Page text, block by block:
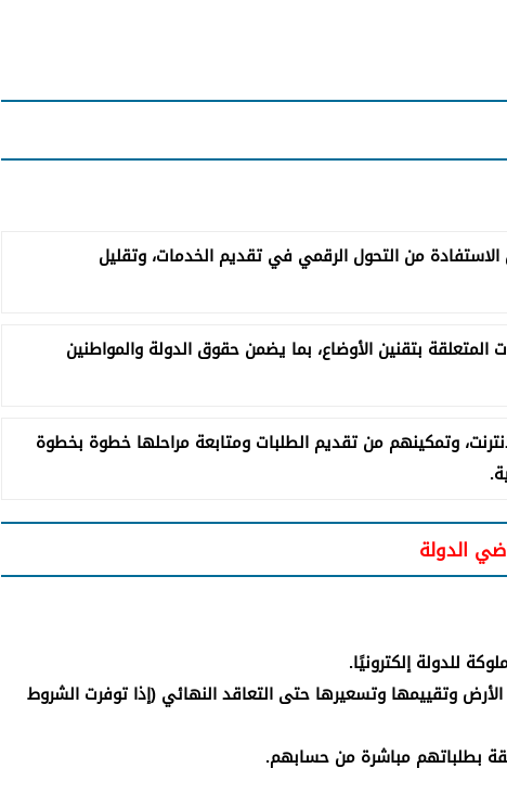
من التحول الرقمي في تقديم الخدمات، وتقليل
المتعلقة بتقنين الأوضاع، بما يضمن حقوق الدولة والمواطنين
وتمكينهم من تقديم الطلبات ومتابعة مراحلها خطوة بخطوة
الدولة
للدولة إلكترونيًا.
وتقييمها وتسعيرها حتى التعاقد النهائي (إذا توفرت الشروط
بطلباتهم مباشرة من حسابهم.